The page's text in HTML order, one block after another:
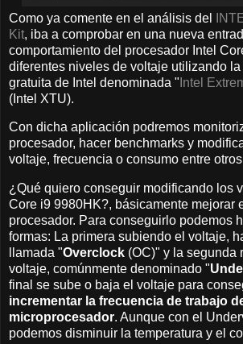
Como ya comente en el análisis del
Kit, iba a comprobar en una nueva
comportamiento del procesador Intel
diferentes niveles de voltaje utilizando la
gratuita de Intel denominada " Intel
(Intel XTU).
Con dicha aplicación podremos
procesador, hacer benchmarks y
voltaje, frecuencia o consumo entre
¿Qué quiero conseguir modificando los
Core i9 9980HK?, básicamente mejorar
procesador. Para conseguirlo podemos
formas: La primera subiendo el voltaje,
llamada "Overclock (OC)" y la segunda
voltaje, comúnmente denominado "
final se sube o baja el voltaje para
incrementar la frecuencia de trabajo
microprocesador. Aunque con el
podemos disminuir la temperatura y el